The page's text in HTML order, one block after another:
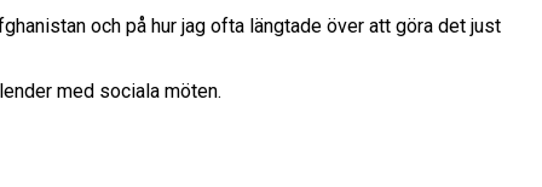
och på hur jag ofta längtade över att göra det just
med sociala möten.